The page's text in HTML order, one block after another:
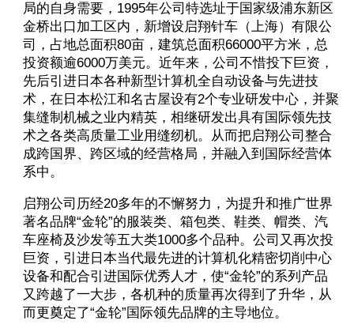
局的自身需要，1995年公司特选址于国家级浦东新区
金桥出口加工区内，新增设启翔针车（上海）有限公
司，占地总面积80亩，建筑总面积66000平方米，总
投资额逾6000万美元。近年来，公司不惜投下巨资，
先后引进日本各种新型计算机全自动设备与先进技
术，在日本松江和名古屋设有2个专业研发中心，并聚
集缝制机械之业内精英，相继研发出具有国际领先技
术之各类高质量工业用缝纫机。从而把启翔公司整合
成跨国界、跨区域的经营格局，并融入到国际经营体
系中。
启翔公司历经20多年的不懈努力，为提升和推广世界
著名品牌“金轮”的服装类、箱包类、鞋类、帽类、汽
车座椅及沙发等五大类1000多个品种。公司又再次投
巨资，引进日本当代最先进的计算机化精密切削中心
设备和配合引进国际优秀人才，使“金轮”的系列产品
又跨越了一大步，各机种的质量再次得到了升华，从
而更奠定了“金轮”国际领先品牌的主导地位。